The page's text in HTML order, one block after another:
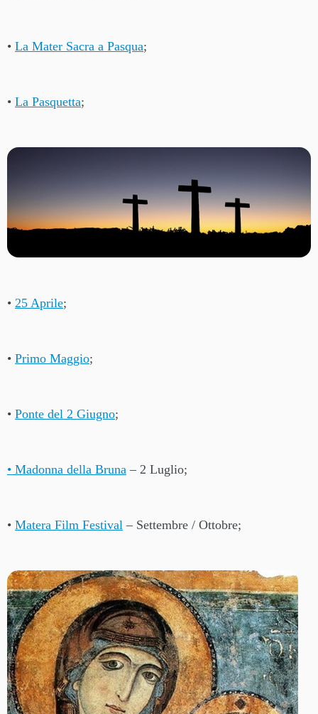
• La Mater Sacra a Pasqua;
• La Pasquetta;
• 25 Aprile;
• Primo Maggio;
• Ponte del 2 Giugno;
• Madonna della Bruna – 2 Luglio;
• Matera Film Festival – Settembre / Ottobre;